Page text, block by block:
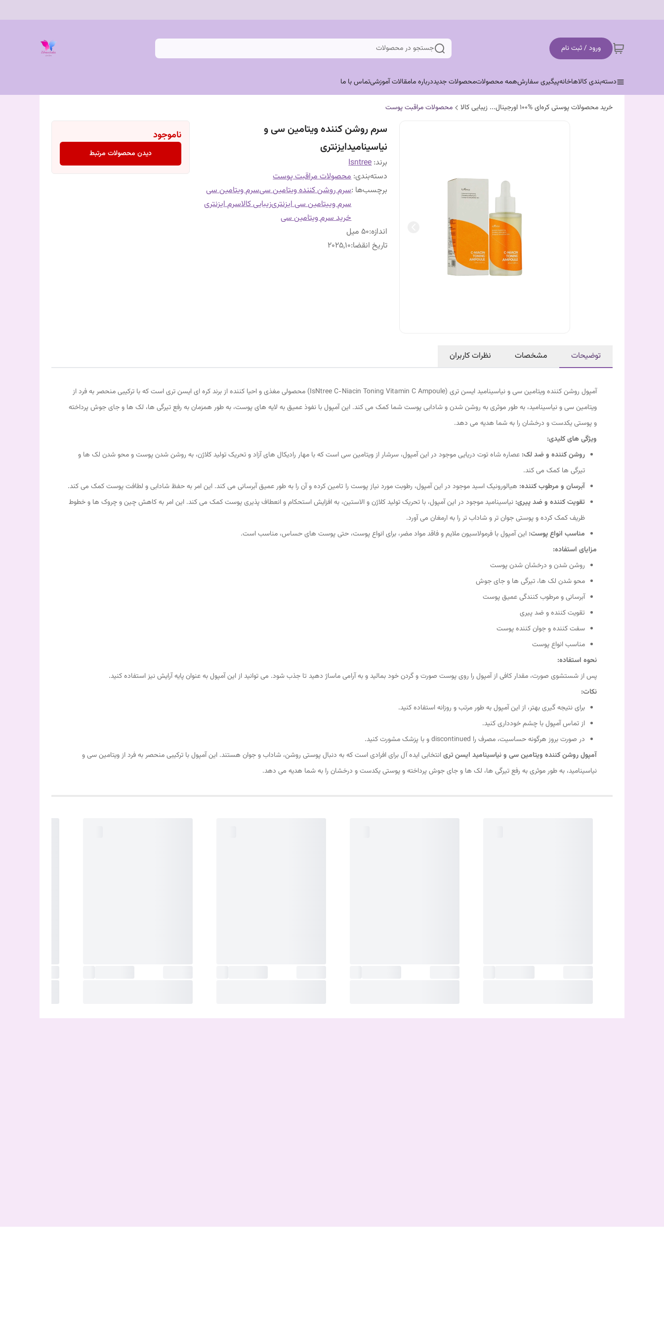
ورود / ثبت نام جستجو در محصولات
دسته‌بندی کالاهاخانهپیگیری سفارشهمه محصولاتمحصولات جدیددرباره مامقالات آموزشیتماس با ما
خرید محصولات پوستی کره‌ای %100 اورجینال... زیبایی کالا محصولات مراقبت پوست
سرم روشن کننده ویتامین سی و
نیاسینامیدایزنتری
برند:Isntree
دسته‌بندی:محصولات مراقبت پوست
برچسب‌ها :سرم روشن کننده ویتامین سیسرم ویتامین سی
سرم وییتامین سی ایزنتریزیبایی کالاسرم ایزنتری
خرید سرم ویتامین سی
اندازه:50 میل
تاریخ انقضا:
2025,10
ناموجود
دیدن محصولات مرتبط
توضیحات مشخصات نظرات کاربران
آمپول روشن کننده ویتامین سی و نیاسینامید ایسن تری (IsNtree C-Niacin Toning Vitamin C Ampoule) محصولی مغذی و احیا کننده از برند کره ای ایسن تری است که با ترکیبی منحصر به فرد از
ویتامین سی و نیاسینامید، به طور موثری به روشن شدن و شادابی پوست شما کمک می کند. این آمپول با نفوذ عمیق به لایه های پوست، به طور همزمان به رفع تیرگی ها، لک ها و جای جوش پرداخته
و پوستی یکدست و درخشان را به شما هدیه می دهد.
ویژگی های کلیدی:
روشن کننده و ضد لک: عصاره شاه توت دریایی موجود در این آمپول، سرشار از ویتامین سی است که با مهار رادیکال های آزاد و تحریک تولید کلاژن، به روشن شدن پوست و محو شدن لک ها و
تیرگی ها کمک می کند.
آبرسان و مرطوب کننده: هیالورونیک اسید موجود در این آمپول، رطوبت مورد نیاز پوست را تامین کرده و آن را به طور عمیق آبرسانی می کند. این امر به حفظ شادابی و لطافت پوست کمک می کند.
تقویت کننده و ضد پیری: نیاسینامید موجود در این آمپول، با تحریک تولید کلاژن و الاستین، به افزایش استحکام و انعطاف پذیری پوست کمک می کند. این امر به کاهش چین و چروک ها و خطوط
ظریف کمک کرده و پوستی جوان تر و شاداب تر را به ارمغان می آورد.
مناسب انواع پوست: این آمپول با فرمولاسیون ملایم و فاقد مواد مضر، برای انواع پوست، حتی پوست های حساس، مناسب است.
مزایای استفاده:
روشن شدن و درخشان شدن پوست
محو شدن لک ها، تیرگی ها و جای جوش
آبرسانی و مرطوب کنندگی عمیق پوست
تقویت کننده و ضد پیری
سفت کننده و جوان کننده پوست
مناسب انواع پوست
نحوه استفاده:
پس از شستشوی صورت، مقدار کافی از آمپول را روی پوست صورت و گردن خود بمالید و به آرامی ماساژ دهید تا جذب شود. می توانید از این آمپول به عنوان پایه آرایش نیز استفاده کنید.
نکات:
برای نتیجه گیری بهتر، از این آمپول به طور مرتب و روزانه استفاده کنید.
از تماس آمپول با چشم خودداری کنید.
در صورت بروز هرگونه حساسیت، مصرف را discontinued و با پزشک مشورت کنید.
آمپول روشن کننده ویتامین سی و نیاسینامید ایسن تریانتخابی ایده آل برای افرادی است که به دنبال پوستی روشن، شاداب و جوان هستند. این آمپول با ترکیبی منحصر به فرد از ویتامین سی و
نیاسینامید، به طور موثری به رفع تیرگی ها، لک ها و جای جوش پرداخته و پوستی یکدست و درخشان را به شما هدیه می دهد.